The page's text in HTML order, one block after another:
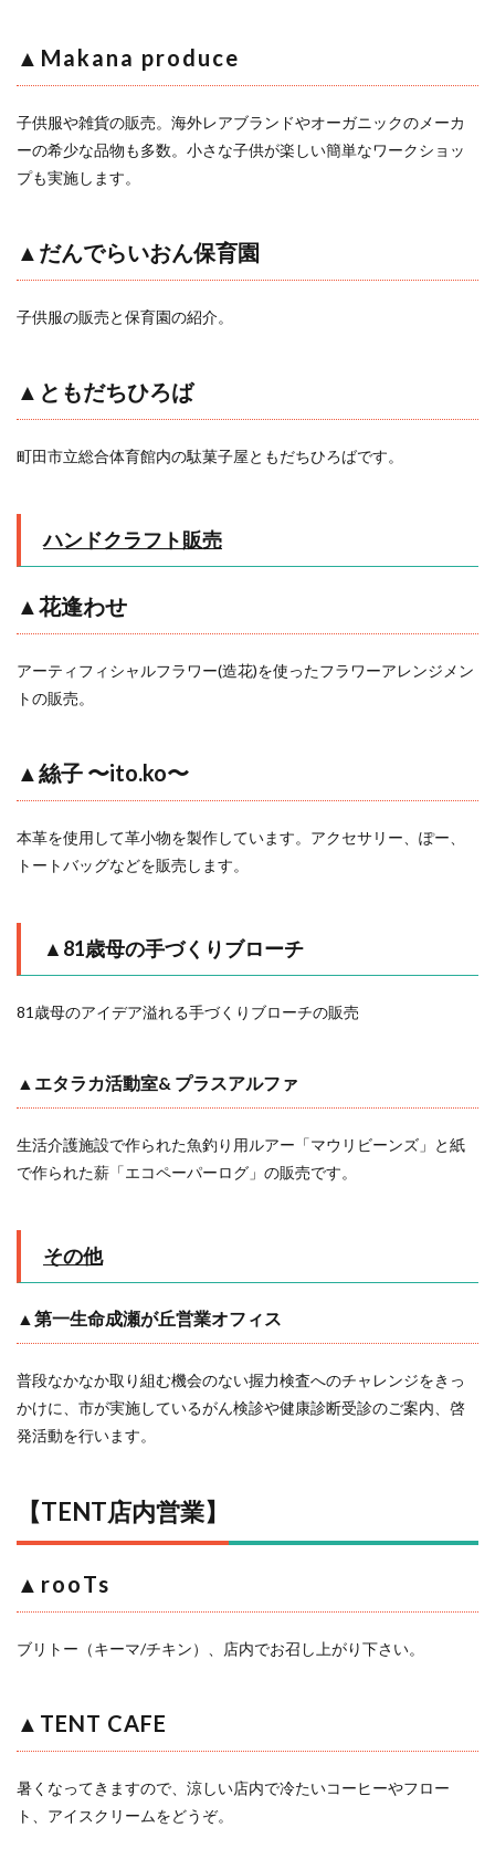
▲Makana produce
子供服や雑貨の販売。海外レアブランドやオーガニックのメーカ
ーの希少な品物も多数。小さな子供が楽しい簡単なワークショッ
プも実施します。
▲だんでらいおん保育園
子供服の販売と保育園の紹介。
▲ともだちひろば
町田市立総合体育館内の駄菓子屋ともだちひろばです。
ハンドクラフト販売
▲花逢わせ
アーティフィシャルフラワー(造花)を使ったフラワーアレンジメン
トの販売。
▲絲子 〜ito.ko〜
本革を使用して革小物を製作しています。アクセサリー、ぽー、
トートバッグなどを販売します。
▲ 81歳母の手づくりブローチ
81歳母のアイデア溢れる手づくりブローチの販売
▲エタラカ活動室& プラスアルファ
生活介護施設で作られた魚釣り用ルアー「マウリビーンズ」と紙
で作られた薪「エコペーパーログ」の販売です。
その他
▲第一生命成瀬が丘営業オフィス
普段なかなか取り組む機会のない握力検査へのチャレンジをきっ
かけに、市が実施しているがん検診や健康診断受診のご案内、啓
発活動を行います。
【TENT店内営業】
▲rooTs
ブリトー（キーマ/チキン）、店内でお召し上がり下さい。
▲TENT CAFE
暑くなってきますので、涼しい店内で冷たいコーヒーやフロー
ト、アイスクリームをどうぞ。